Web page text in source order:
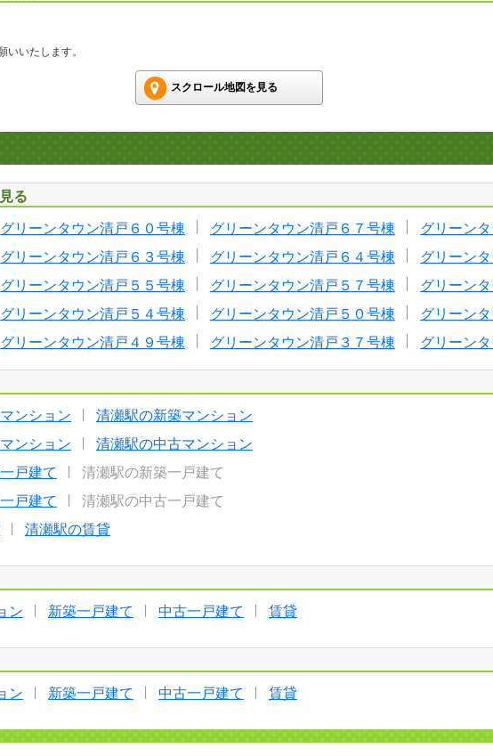
いたします。
スクロール地図を見る
る
グリーンタウン清戸６０号棟 グリーンタウン清戸６７号棟
グリーン
グリーンタウン清戸６３号棟 グリーンタウン清戸６４号棟
グリーン
グリーンタウン清戸５５号棟 グリーンタウン清戸５７号棟
グリーン
グリーンタウン清戸５４号棟 グリーンタウン清戸５０号棟
グリーン
グリーンタウン清戸４９号棟 グリーンタウン清戸３７号棟 グリーン
ンション
清瀬駅の新築マンション
ンション
清瀬駅の中古マンション
戸建て
清瀬駅の新築一戸建て
戸建て
清瀬駅の中古一戸建て
清瀬駅の賃貸
ン 新築一戸建て 中古一戸建て 賃貸
ン 新築一戸建て 中古一戸建て 賃貸